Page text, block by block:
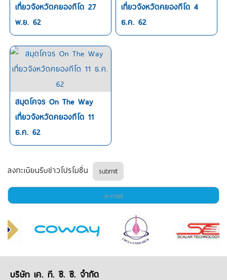
เที่ยวจังหวัดคยองกีโด 27
พ.ย. 62
เที่ยวจังหวัดคยองกีโด 4
ธ.ค. 62
สมุดโคจร On The Way
เที่ยวจังหวัดคยองกีโด 11
ธ.ค. 62
ลงทะเบียนรับข่าวโปรโมชั่น submit
บริษัท เค. ที. ซี. ซี. จำกัด